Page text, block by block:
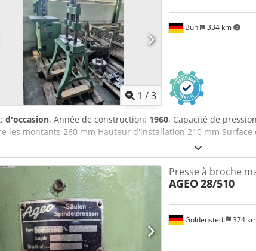
1 /3
Bühl 334 km
d'occasion, Année de construction: 1960, Capacité de
les montants 260 mm Hauteur d'installation 210 mm Surface
Goldenstedt 374
Presse à broche
AGEO28/510